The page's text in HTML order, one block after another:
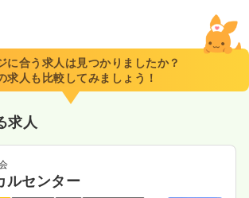
ク可 月給38万円以上可
なる
ト）
に合う求人は見つかりましたか？
求人も比較してみましょう！
求人
ルセンター